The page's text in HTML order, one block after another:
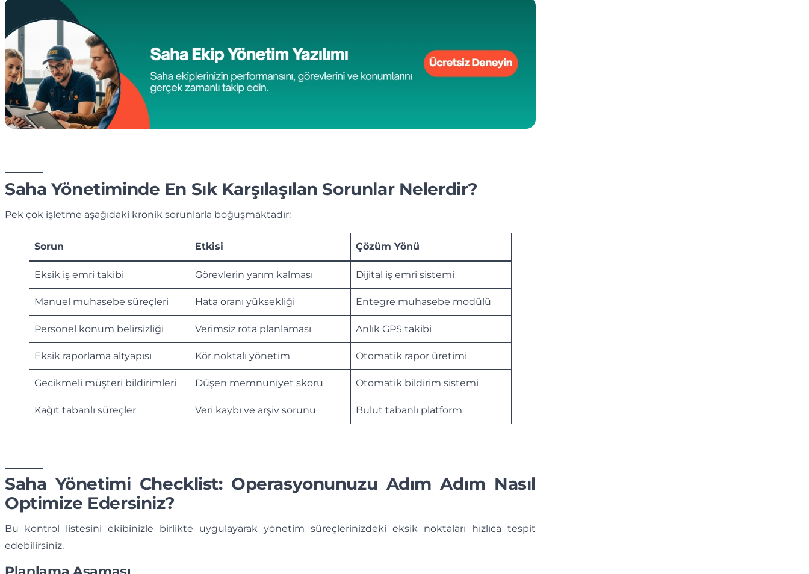
Saha Yönetiminde En Sık Karşılaşılan Sorunlar Nelerdir?
Pek çok işletme aşağıdaki kronik sorunlarla boğuşmaktadır:
Sorun Etkisi Çözüm Yönü
Eksik iş emri takibi Görevlerin yarım kalması Dijital iş emri sistemi
Manuel muhasebe süreçleri Hata oranı yüksekliği Entegre muhasebe modülü
Personel konum belirsizliği Verimsiz rota planlaması Anlık GPS takibi
Eksik raporlama altyapısı Kör noktalı yönetim Otomatik rapor üretimi
Gecikmeli müşteri bildirimleri Düşen memnuniyet skoru Otomatik bildirim sistemi
Kağıt tabanlı süreçler Veri kaybı ve arşiv sorunu Bulut tabanlı platform
Saha Yönetimi Checklist: Operasyonunuzu Adım Adım Nasıl
Optimize Edersiniz?
Bu kontrol listesini ekibinizle birlikte uygulayarak yönetim süreçlerinizdeki eksik noktaları hızlıca tespit
edebilirsiniz.